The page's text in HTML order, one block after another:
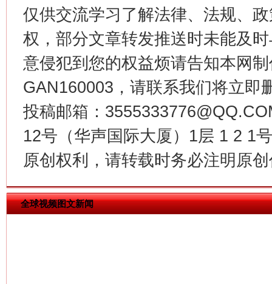
仅供交流学习了解法律、法规、
权，部分文章转发推送时未能及
意侵犯到您的权益烦请告知本网
GAN160003，请联系我们将立即
投稿邮箱：
12号（华声国际大厦）1层 1 2 1
原创权利，请转载时务必注明原
全球视频图文新闻
在谋一域中谋全局
今